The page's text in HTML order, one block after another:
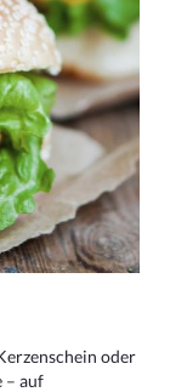
oder
– auf